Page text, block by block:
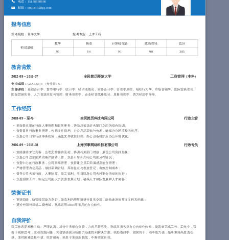
电话：15188888880
邮箱：qmjianli@qq.com
报考信息
报考院校：青海大学 报考专业：土木工程
初试成绩
数学 英语 计算机综合 政治理论 总分
95 84 91 90 385
教育背景
2012-09~2016-07 全民简历师范大学 工商管理（本科）
专业成绩： GPA 3.66/4 （专业前5%）
主修课程： 基础会计学、货币银行学、统计学、经济法概论、财务会计学、管理学原理、组织行为学、市场营销学、国际贸易理论、
国际贸易实务、人力资源开发与管理、财务管理学、企业经营战略概论、质量管理学、西方经济学等等。
工作经历
2018-09~至今 全民简历科技有限公司
行政主管
拥负责本部的行政人事管理和日常事务，协助总监搞好各部门之间的综合协调。
负责日常行政事务管理，包括文件归档、办公用品采购与分发，确保办公环境整洁有序。
负责公司日常行政事务统筹，涵盖文件收发归档、办公设备维护及办公环境优化。
2016-09~2018-08 上海斧掌网络科技有限公司
行政专员
热情接待来访宾客，合理安排接待流程，协调相关部门对接，展现公司良好形象;
负责公司总部的来访客户接待工作，负责引导和介绍公司的分布情况；
负责中心的行政事务，公司班车管理、负责建立员工归属感及前台管理；
严格管理办公用品，做好采购计划、库存盘点与发放登记，有效控制成本；
督导公司各项行政、人事制度、员工福利、生日以及公司各种宴会活动的执行；
负责招聘工作，制定公司的人力资源发展计划，确保人才梯队发展和人才储备；
荣誉证书
英语四级，听说读写能力良好，能流利的用英语进行日常交流，能快速浏览英文文档和书籍；
通过全国计算机二级考试，熟练运用office等常用的办公软件。
自我评价
我工作态度积极主动、严谨认真，对待任务细心负责，力求尽善尽美。熟练掌握各类办公自动化软件，能高效完成工作。工作中，我
善于观察思考，主动挖掘问题，凭借较强的分析能力迅速找到解决方案。我勤奋好学、踏实肯干，动手能力强，始终秉持高度责任
感。面对困难坚毅不拔、吃苦耐劳，热衷于迎接新挑战，不断突破自我。